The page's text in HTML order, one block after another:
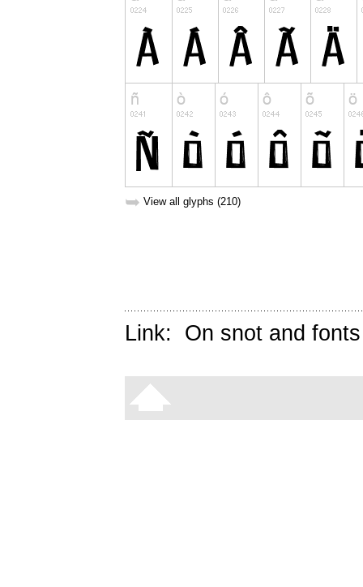
➥ View all glyphs (210)
Link: On snot and fonts